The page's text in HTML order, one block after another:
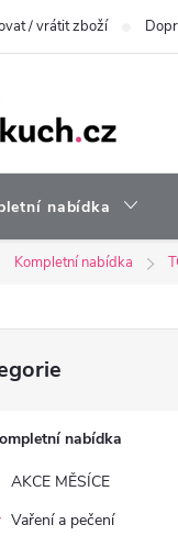
/ vrátit zboží
nabídka
Kompletní nabídka
nabídka
AKCE MĚSÍCE
Vaření a pečení